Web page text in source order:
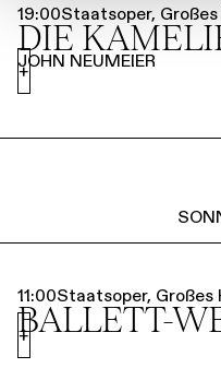
19:00Staatsoper, Großes
DIE
JOHN NEUMEIER
+
11:00Staatsoper, Großes
BALLETT-
+